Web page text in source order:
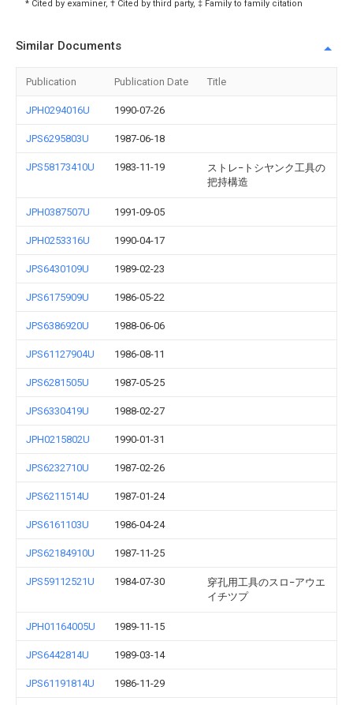
* Cited by examiner, † Cited by third party, ‡ Family to family citation
Similar Documents
Publication Publication Date Title
JPH0294016U 1990-07-26
JPS6295803U 1987-06-18
JPS58173410U 1983-11-19
ストレ−トシヤンク工具の
把持構造
JPH0387507U 1991-09-05
JPH0253316U 1990-04-17
JPS6430109U 1989-02-23
JPS6175909U 1986-05-22
JPS6386920U 1988-06-06
JPS61127904U 1986-08-11
JPS6281505U 1987-05-25
JPS6330419U 1988-02-27
JPH0215802U 1990-01-31
JPS6232710U 1987-02-26
JPS6211514U 1987-01-24
JPS6161103U 1986-04-24
JPS62184910U 1987-11-25
JPS59112521U 1984-07-30
穿孔用工具のスロ−アウエ
イチツプ
JPH01164005U 1989-11-15
JPS6442814U 1989-03-14
JPS61191814U 1986-11-29